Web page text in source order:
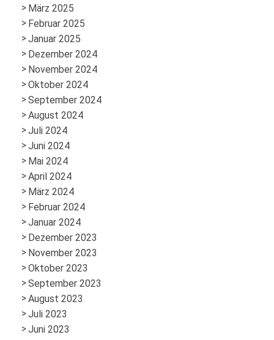
März 2025
Februar 2025
Januar 2025
Dezember 2024
November 2024
Oktober 2024
September 2024
August 2024
Juli 2024
Juni 2024
Mai 2024
April 2024
März 2024
Februar 2024
Januar 2024
Dezember 2023
November 2023
Oktober 2023
September 2023
August 2023
Juli 2023
Juni 2023